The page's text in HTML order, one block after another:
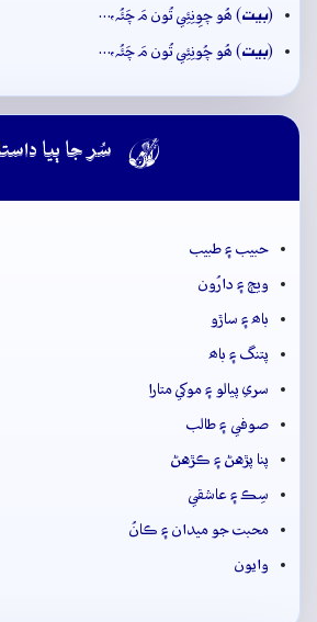
(بيت) ھُو چوِنِئِي تُون مَ چَئُہ،…
(بيت) ھُو چُونِئِي تُون مَ چَئُہ،…
 سُر جا ٻيا
حبيب ۽ طبيب
ويڄ ۽ دارُون
باھ ۽ ساڙو
پتنگ ۽ باھ
سري پيالو ۽ موکي متارا
صوفي ۽ طالب
پنا پڙهڻ ۽ ڪڙهڻ
سِڪ ۽ عاشقي
محبت جو ميدان ۽ ڪانُ
وايون